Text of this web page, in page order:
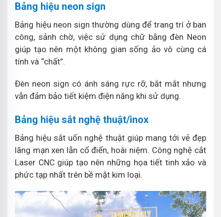
Bảng hiệu neon sign
Bảng hiệu neon sign thường dùng để trang trí ở ban
công, sảnh chờ, việc sử dụng chữ bằng đèn Neon
giúp tạo nên một không gian sống ảo vô cùng cá
tính và “chất”.
Đèn neon sign có ánh sáng rực rỡ, bắt mắt nhưng
vẫn đảm bảo tiết kiệm điện năng khi sử dụng.
Bảng hiệu sắt nghệ thuật/inox
Bảng hiệu sắt uốn nghệ thuật giúp mang tới vẻ đẹp
lãng mạn xen lẫn cổ điển, hoài niệm. Công nghệ cắt
Laser CNC giúp tạo nên những họa tiết tinh xảo và
phức tạp nhất trên bề mặt kim loại.